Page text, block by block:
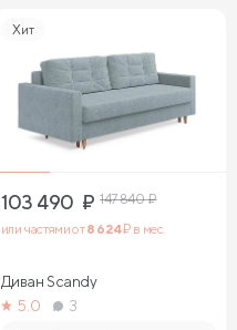
Хит
103 490 ₽ 147 840₽
или частями от8 624₽ в мес.
Диван Sсandy
5.0
3